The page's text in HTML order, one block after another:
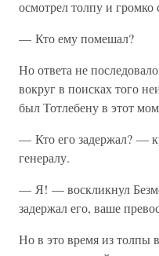
осмотрел толпу и громко
— Кто ему помешал?
Но ответа не
вокруг в поисках того
был Тотлебену в этот
— Кто его задержал? —
генералу.
— Я! — воскликнул
задержал его, ваше
Но в это время из толпы